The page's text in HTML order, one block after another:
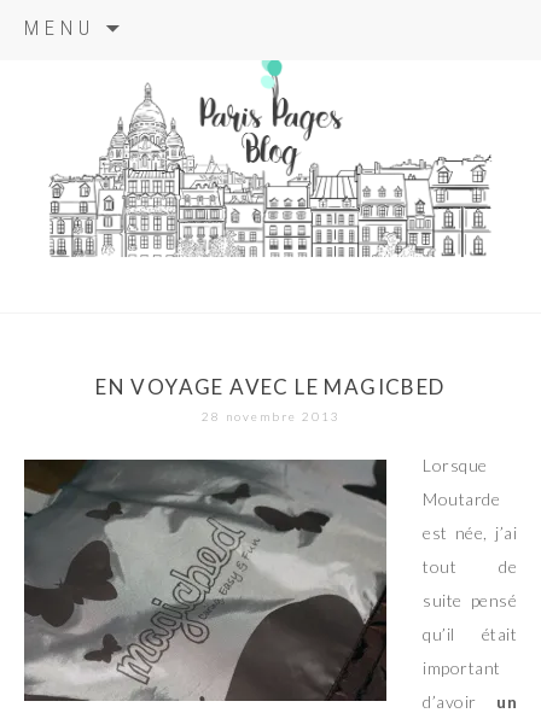
MENU
principal
paris pages
blog
EN VOYAGE AVEC LE MAGICBED
28 novembre 2013
Lorsque
Moutarde
est née, j’ai
tout de
suite pensé
qu’il était
important
d’avoir un